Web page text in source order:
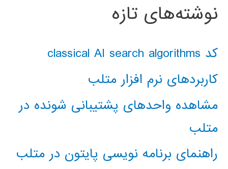
نوشته‌های تازه
کد classical AI search algorithms
کاربردهای نرم افزار متلب
مشاهده واحدهای پشتیبانی شونده در
متلب
راهنمای برنامه نویسی پایتون در متلب